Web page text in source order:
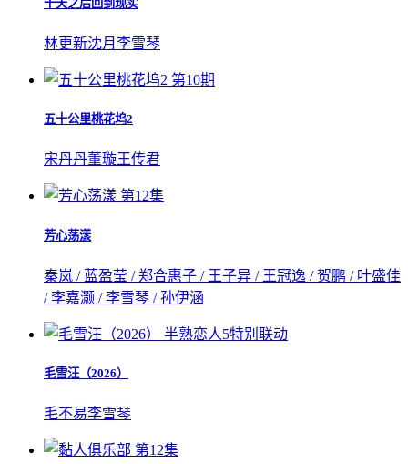
十天之后回到现实
林更新沈月 李雪琴
第10期
五十公里桃花坞2
宋丹丹董璇王传君
第12集
芳心荡漾
秦岚 / 蓝盈莹 / 郑合惠子 / 王子异 / 王冠逸 / 贺鹏 / 叶盛佳
/ 李嘉灏 / 李雪琴 / 孙伊涵
半熟恋人5特别联动
毛雪汪（2026）
毛不易李雪琴
第12集